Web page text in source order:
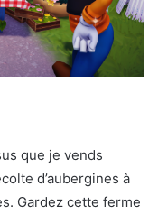
que je vends
d’aubergines à
Gardez cette ferme